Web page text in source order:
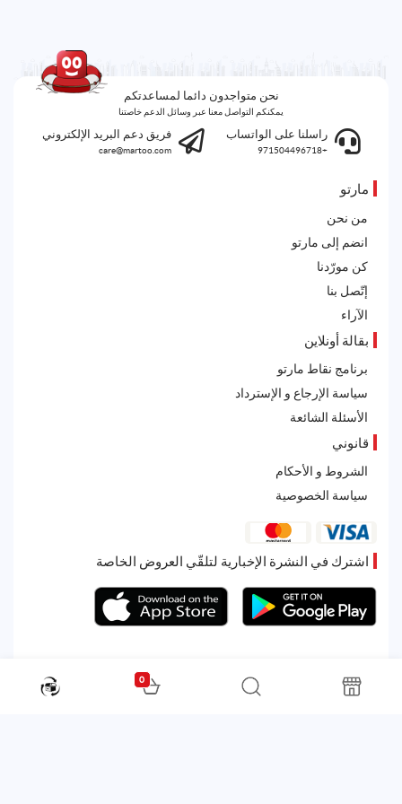
نحن متواجدون دائما لمساعدتكم
يمكنكم التواصل معنا عبر وسائل الدعم خاصتنا
راسلنا على الواتساب
+971504496718
فريق دعم البريد الإلكتروني
care@martoo.com
مارتو
من نحن
انضم إلى مارتو
كن مورّدنا
إتّصل بنا
الآراء
بقالة أونلاين
برنامج نقاط مارتو
سياسة الإرجاع و الإسترداد
الأسئلة الشائعة
قانوني
الشروط و الأحكام
سياسة الخصوصية
اشترك في النشرة الإخبارية لتلقّي العروض الخاصة
All rights reserved. Powered by Martoo © 2026
0